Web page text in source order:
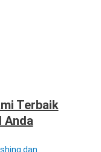
Terbaik
Anda
dan